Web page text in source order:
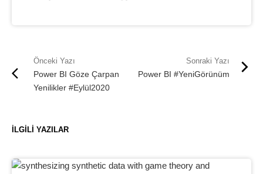
Power BI Göze Çarpan
Yenilikler #Eylül2020
Power BI #YeniGörünüm
İLGILI YAZILAR